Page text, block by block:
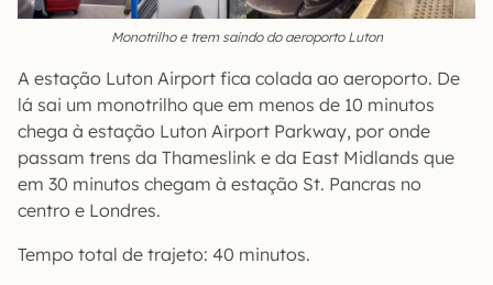
Monotrilho e trem saindo do aeroporto Luton
A estação Luton Airport fica colada ao aeroporto. De
lá sai um monotrilho que em menos de 10 minutos
chega à estação Luton Airport Parkway, por onde
passam trens da Thameslink e da East Midlands que
em 30 minutos chegam à estação St. Pancras no
centro e Londres.
Tempo total de trajeto: 40 minutos.